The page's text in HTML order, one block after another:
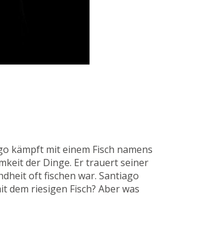
kämpft mit einem Fisch namens
der Dinge. Er trauert seiner
oft fischen war. Santiago
riesigen Fisch? Aber was